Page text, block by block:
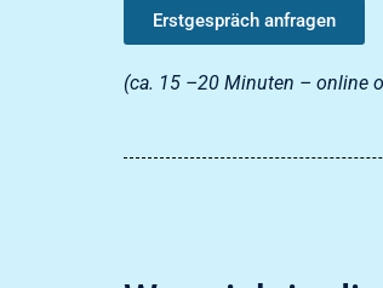
Erstgespräch anfragen
(ca. 15 –20 Minuten – online